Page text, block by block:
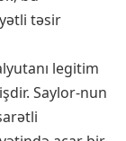
təsir
legitim
Saylor-nun